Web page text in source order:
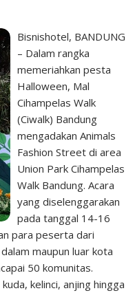
Bisnishotel, BANDUNG
– Dalam rangka
memeriahkan pesta
Halloween, Mal
Cihampelas Walk
(Ciwalk) Bandung
mengadakan Animals
Fashion Street di area
Union Park Cihampelas
Walk Bandung. Acara
yang diselenggarakan
pada tanggal 14-16
para peserta dari
maupun luar kota
50 komunitas.
kelinci, anjing hingga